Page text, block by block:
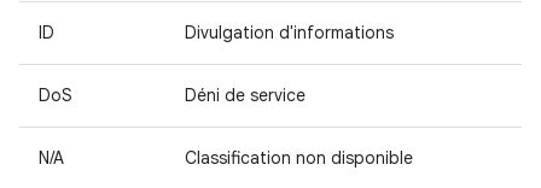
ID Divulgation d'informations
DoS Déni de service
N/A Classification non disponible